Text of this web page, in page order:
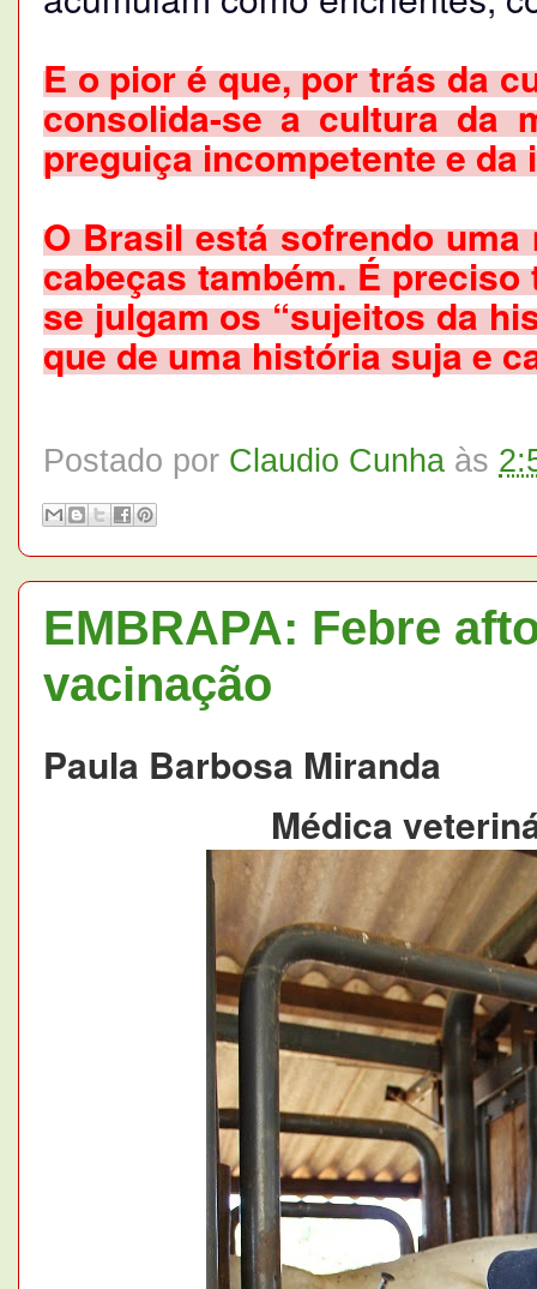
E o pior é que, por trás da
consolida-se a cultura da
preguiça incompetente e
O Brasil está sofrendo
cabeças também. É
se julgam os “sujeitos da
que de uma história suja e
Postado por Claudio Cunha às
EMBRAPA: Febre
vacinação
Paula Barbosa Miranda
Médica